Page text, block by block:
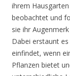
ihrem
beobachtet und
sie ihr
Dabei erstaunt
einfindet, wenn
Pflanzen bietet